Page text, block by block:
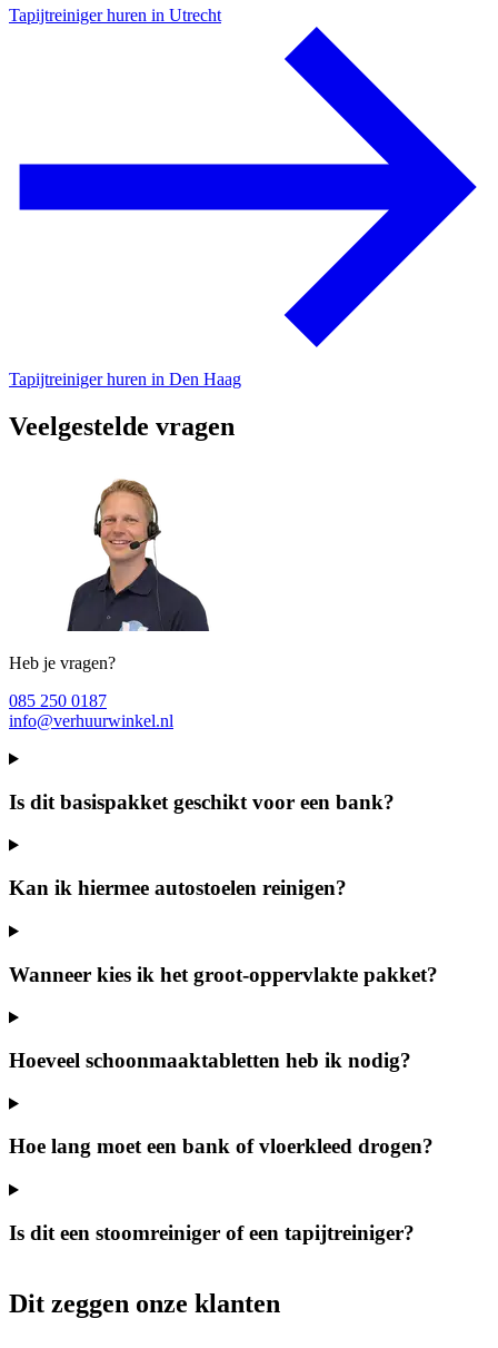
Tapijtreiniger huren in Utrecht
Tapijtreiniger huren in Den Haag
Veelgestelde vragen
Heb je vragen?
085 250 0187
info@verhuurwinkel.nl
Is dit basispakket geschikt voor een bank?
Kan ik hiermee autostoelen reinigen?
Wanneer kies ik het groot-oppervlakte pakket?
Hoeveel schoonmaaktabletten heb ik nodig?
Hoe lang moet een bank of vloerkleed drogen?
Is dit een stoomreiniger of een tapijtreiniger?
Dit zeggen onze klanten